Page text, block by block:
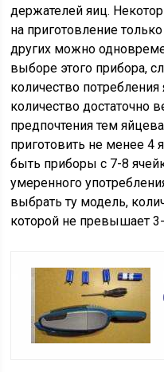
держателей яиц.
на приготовление
других можно
выборе этого прибора,
количество
количество достаточно
предпочтения тем
приготовить не менее 4
быть приборы с 7-8
умеренного
выбрать ту модель,
которой не превышает